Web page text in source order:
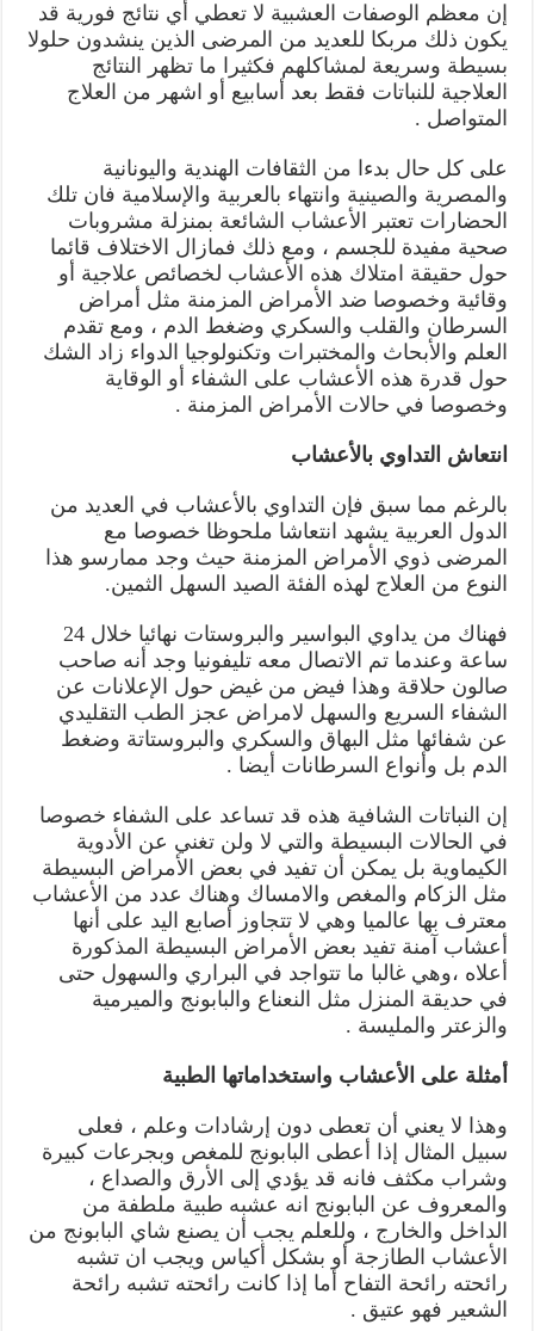
إن معظم الوصفات العشبية لا تعطي أي نتائج فورية قد
يكون ذلك مربكا للعديد من المرضى الذين ينشدون حلولا
بسيطة وسريعة لمشاكلهم فكثيرا ما تظهر النتائج
العلاجية للنباتات فقط بعد أسابيع أو اشهر من العلاج
المتواصل .
على كل حال بدءا من الثقافات الهندية واليونانية
والمصرية والصينية وانتهاء بالعربية والإسلامية فان تلك
الحضارات تعتبر الأعشاب الشائعة بمنزلة مشروبات
صحية مفيدة للجسم ، ومع ذلك فمازال الاختلاف قائما
حول حقيقة امتلاك هذه الأعشاب لخصائص علاجية أو
وقائية وخصوصا ضد الأمراض المزمنة مثل أمراض
السرطان والقلب والسكري وضغط الدم ، ومع تقدم
العلم والأبحاث والمختبرات وتكنولوجيا الدواء زاد الشك
حول قدرة هذه الأعشاب على الشفاء أو الوقاية
وخصوصا في حالات الأمراض المزمنة .
انتعاش التداوي بالأعشاب
بالرغم مما سبق فإن التداوي بالأعشاب في العديد من
الدول العربية يشهد انتعاشا ملحوظا خصوصا مع
المرضى ذوي الأمراض المزمنة حيث وجد ممارسو هذا
النوع من العلاج لهذه الفئة الصيد السهل الثمين.
فهناك من يداوي البواسير والبروستات نهائيا خلال 24
ساعة وعندما تم الاتصال معه تليفونيا وجد أنه صاحب
صالون حلاقة وهذا فيض من غيض حول الإعلانات عن
الشفاء السريع والسهل لامراض عجز الطب التقليدي
عن شفائها مثل البهاق والسكري والبروستاتة وضغط
الدم بل وأنواع السرطانات أيضا .
إن النباتات الشافية هذه قد تساعد على الشفاء خصوصا
في الحالات البسيطة والتي لا ولن تغني عن الأدوية
الكيماوية بل يمكن أن تفيد في بعض الأمراض البسيطة
مثل الزكام والمغص والامساك وهناك عدد من الأعشاب
معترف بها عالميا وهي لا تتجاوز أصابع اليد على أنها
أعشاب آمنة تفيد بعض الأمراض البسيطة المذكورة
أعلاه ،وهي غالبا ما تتواجد في البراري والسهول حتى
في حديقة المنزل مثل النعناع والبابونج والميرمية
والزعتر والمليسة .
أمثلة على الأعشاب واستخداماتها الطبية
وهذا لا يعني أن تعطى دون إرشادات وعلم ، فعلى
سبيل المثال إذا أعطى البابونج للمغص وبجرعات كبيرة
وشراب مكثف فانه قد يؤدي إلى الأرق والصداع ،
والمعروف عن البابونج انه عشبه طبية ملطفة من
الداخل والخارج ، وللعلم يجب أن يصنع شاي البابونج من
الأعشاب الطازجة أو بشكل أكياس ويجب ان تشبه
رائحته رائحة التفاح أما إذا كانت رائحته تشبه رائحة
الشعير فهو عتيق .